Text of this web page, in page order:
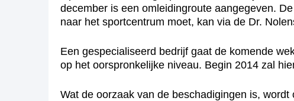
december is een omleidingroute aangegeven.
naar het sportcentrum moet, kan via de Dr.
Een gespecialiseerd bedrijf gaat de komende
op het oorspronkelijke niveau. Begin 2014 zal
Wat de oorzaak van de beschadigingen is, wordt